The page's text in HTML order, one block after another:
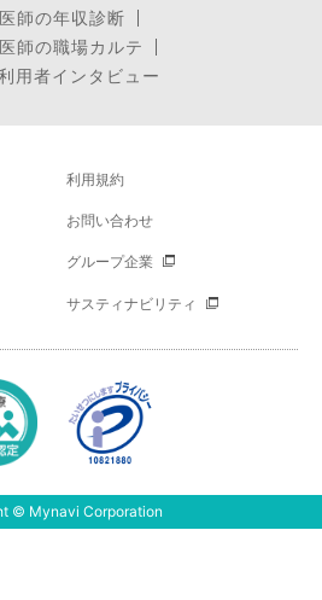
医師の年収診断
医師の職場カルテ
用者インタビュー
利用規約
お問い合わせ
グループ企業
サスティナビリティ
© Mynavi Corporation